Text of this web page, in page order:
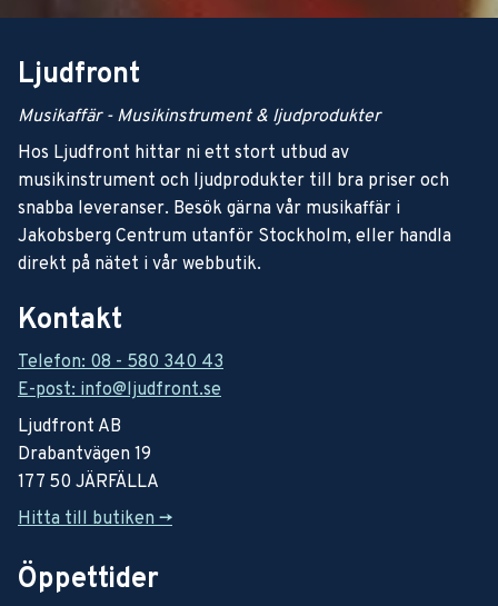
Ljudfront
Musikaffär - Musikinstrument & ljudprodukter
Hos Ljudfront hittar ni ett stort utbud av
musikinstrument och ljudprodukter till bra priser och
snabba leveranser. Besök gärna vår musikaffär i
Jakobsberg Centrum utanför Stockholm, eller handla
direkt på nätet i vår webbutik.
Kontakt
Telefon: 08 - 580 340 43
E-post: info@ljudfront.se
Ljudfront AB
Drabantvägen 19
177 50 JÄRFÄLLA
Hitta till butiken ->
Öppettider